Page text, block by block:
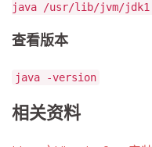
java /usr/lib/jvm/
查看版本
java -version
相关资料